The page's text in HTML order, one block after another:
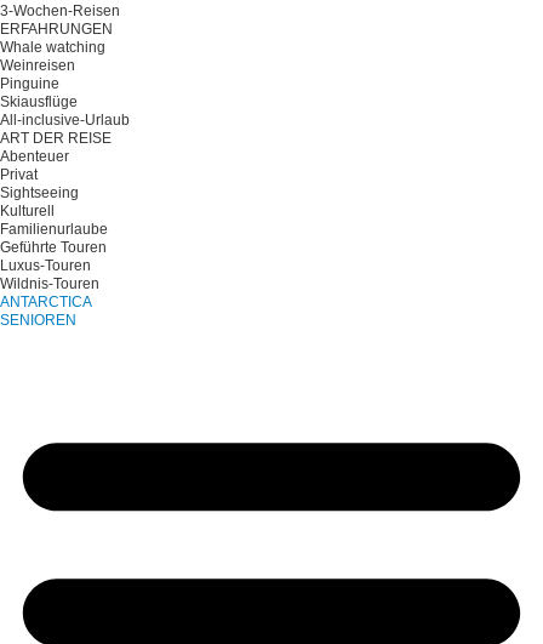
3-Wochen-Reisen
ERFAHRUNGEN
Whale watching
Weinreisen
Pinguine
Skiausflüge
All-inclusive-Urlaub
ART DER REISE
Abenteuer
Privat
Sightseeing
Kulturell
Familienurlaube
Geführte Touren
Luxus-Touren
Wildnis-Touren
ANTARCTICA
SENIOREN